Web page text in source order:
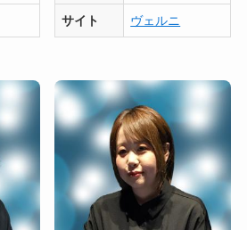
サイト ヴェルニ